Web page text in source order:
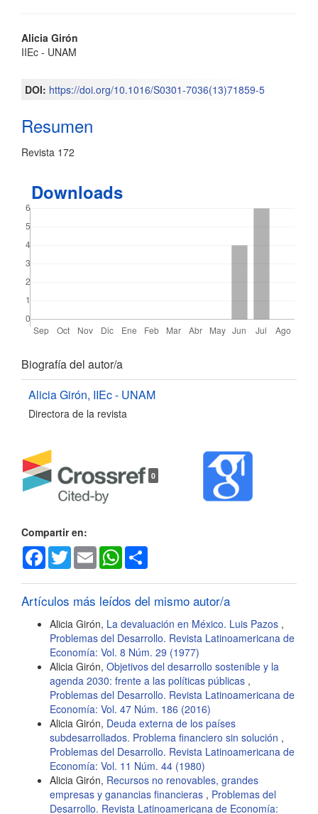
Contenido
del
artículo
Alicia Girón
IIEc - UNAM
DOI: https://doi.org/10.1016/S0301-7036(13)71859-5
Resumen
Revista 172
Downloads
Detalles
del
artículo
Biografía del autor/a
Alicia Girón, IIEc - UNAM
Directora de la revista
0
Compartir en:
Facebook
TwitterEmail WhatsApp
Artículos más leídos del mismo autor/a
Alicia Girón, La devaluación en México. Luis Pazos ,
Problemas del Desarrollo. Revista Latinoamericana de
Economía: Vol. 8 Núm. 29 (1977)
Alicia Girón, Objetivos del desarrollo sostenible y la
agenda 2030: frente a las políticas públicas ,
Problemas del Desarrollo. Revista Latinoamericana de
Economía: Vol. 47 Núm. 186 (2016)
Alicia Girón, Deuda externa de los países
subdesarrollados. Problema financiero sin solución ,
Problemas del Desarrollo. Revista Latinoamericana de
Economía: Vol. 11 Núm. 44 (1980)
Alicia Girón, Recursos no renovables, grandes
empresas y ganancias financieras , Problemas del
Desarrollo. Revista Latinoamericana de Economía: